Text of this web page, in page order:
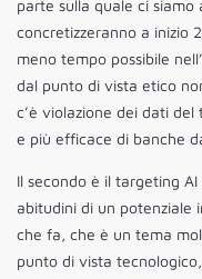
parte sulla quale ci
concretizzeranno a inizio
meno tempo possibile
dal punto di vista etico
c’è violazione dei dati
e più efficace di banche
Il secondo è il targeting
abitudini di un potenziale
che fa, che è un tema
punto di vista